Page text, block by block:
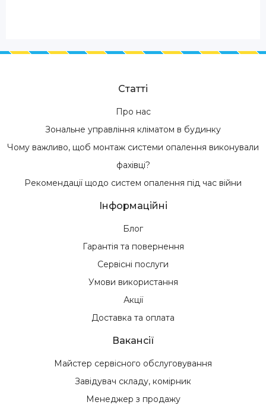
Статті
Про нас
Зональне управління кліматом в будинку
Чому важливо, щоб монтаж системи опалення виконували
фахівці?
Рекомендації щодо систем опалення під час війни
Інформаційні
Блог
Гарантія та повернення
Сервісні послуги
Умови використання
Акції
Доставка та оплата
Вакансії
Майстер сервісного обслуговування
Завідувач складу, комірник
Менеджер з продажу